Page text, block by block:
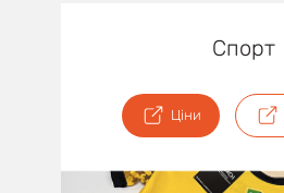
Спорт
Ціни